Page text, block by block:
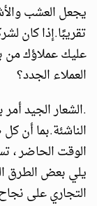
يجعل العشب
تقريبًا.إذا كان
عليك عملاؤك
العملاء الجدد؟
.الشعار الجيد
الناشئة.بما أن
الوقت الحاضر ،
يلي بعض الطرق
التجاري على